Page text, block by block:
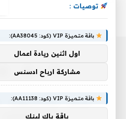
توصيات :
باقة متميزة VIP (كود: AA38045):
اول اثنين ريادة اعمال
مشاركة ارباح ادسنس
باقة متميزة VIP (كود: AA11138):
باقة باك لينك
فيسبوك X
(Twitter)
من نحن إخلاء المسؤولية
سياسة الخصوصية